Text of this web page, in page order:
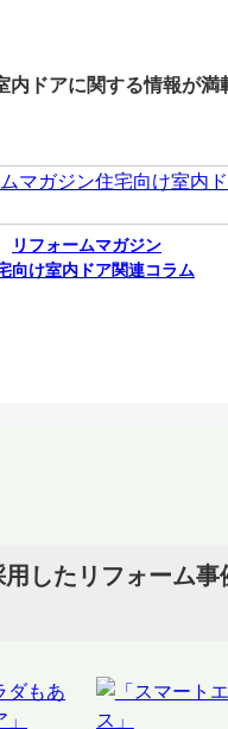
内ドアに関する情報が満
リフォームマガジン
向け室内ドア関連コラム
したリフォーム事